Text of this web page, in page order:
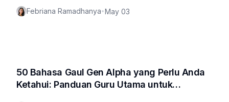
Febriana Ramadhanya•May 03
50 Bahasa Gaul Gen Alpha yang Perlu Anda
Ketahui: Panduan Guru Utama untuk